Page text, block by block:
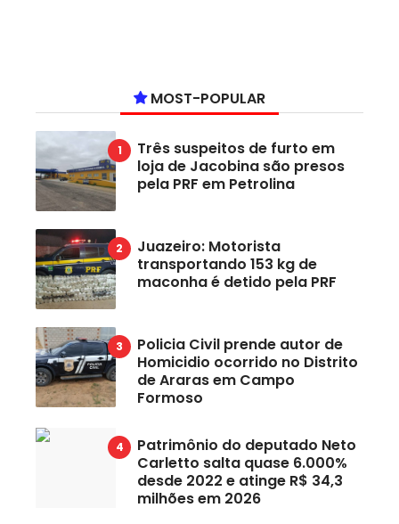
MOST-POPULAR
Três suspeitos de furto em
loja de Jacobina são presos
pela PRF em Petrolina
Juazeiro: Motorista
transportando 153 kg de
maconha é detido pela PRF
Policia Civil prende autor de
Homicidio ocorrido no Distrito
de Araras em Campo
Formoso
Patrimônio do deputado Neto
Carletto salta quase 6.000%
desde 2022 e atinge R$ 34,3
milhões em 2026